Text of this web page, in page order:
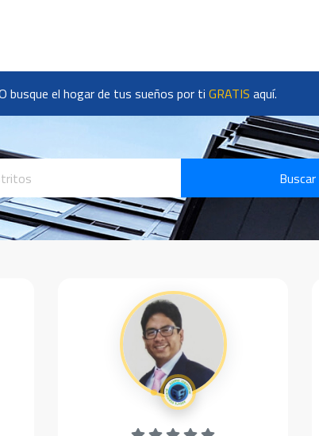
busque el hogar de tus sueños por ti GRATIS aquí.
Buscar